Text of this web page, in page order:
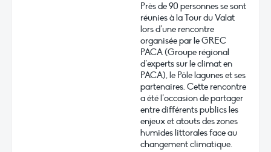
Près de 90 personnes se sont
réunies à la Tour du Valat
lors d’une rencontre
organisée par le GREC
PACA (Groupe régional
d’experts sur le climat en
PACA), le Pôle lagunes et ses
partenaires. Cette rencontre
a été l’occasion de partager
entre différents publics les
enjeux et atouts des zones
humides littorales face au
changement climatique.